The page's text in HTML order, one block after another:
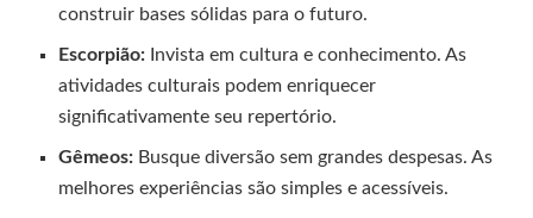
construir bases sólidas para o futuro.
Escorpião: Invista em cultura e conhecimento. As
atividades culturais podem enriquecer
significativamente seu repertório.
Gêmeos: Busque diversão sem grandes despesas. As
melhores experiências são simples e acessíveis.